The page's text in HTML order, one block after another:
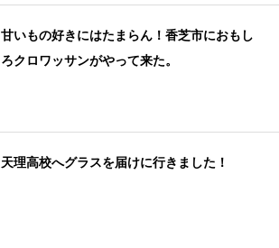
甘いもの好きにはたまらん！香芝市におもし
ろクロワッサンがやって来た。
天理高校へグラスを届けに行きました！